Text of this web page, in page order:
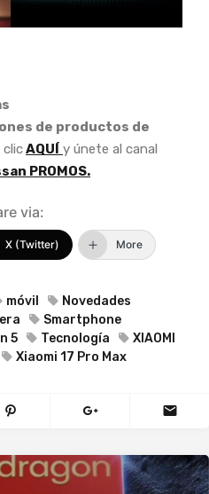
de productos de
clicAQUÍ y únete al canal
PROMOS.
via:
X (Twitter) More
móvil
Novedades
Smartphone
5
Tecnología
XIAOMI
Xiaomi 17 Pro Max